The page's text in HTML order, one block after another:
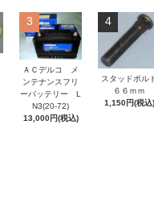
3
ＡＣデルコ メ
ンテナンスフリ
ーバッテリー L
N3(20-72)
13,000円(税込)
4
スタッドボル
６６ｍｍ
1,150円(税込)